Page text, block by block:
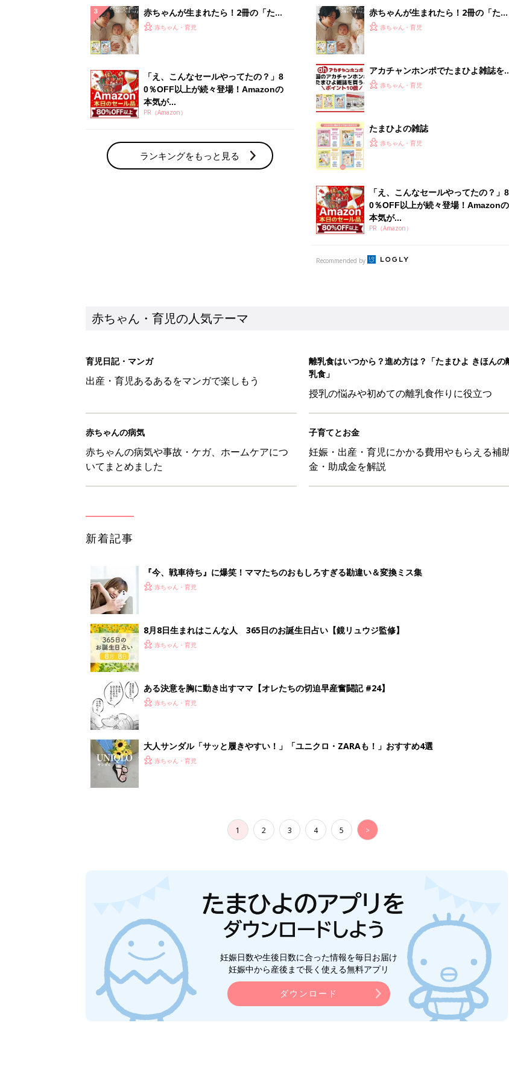
0％OFF以上が続々登場！Amazonの
本気が...
PR（Amazon）
赤ちゃん・育児の人気テーマ
育児日記・マンガ
離乳食はいつから？進め方は？「たまひよ きほんの離
授乳の悩みや初めての離乳食作りに役立つ
子育てとお金
妊娠・出産・育児にかかる費用やもらえる補助
金・助成金を解説
『今、戦車待ち』に爆笑！ママたちのおもしろすぎる勘違い＆変換ミス集
赤ちゃん・育児
8月8日生まれはこんな人 365日のお誕生日占い【鏡リュウジ監修】
赤ちゃん・育児
ある決意を胸に動き出すママ【オレたちの切迫早産奮闘記 #24】
1 2 3 4 5 >